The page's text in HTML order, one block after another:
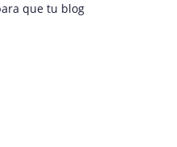
que tu blog